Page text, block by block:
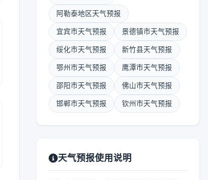
阿勒泰地区天气预报
宜宾市天气预报 景德镇市天气预报
绥化市天气预报 新竹县天气预报
鄂州市天气预报 鹰潭市天气预报
邵阳市天气预报 佛山市天气预报
邯郸市天气预报 钦州市天气预报
天气预报使用说明